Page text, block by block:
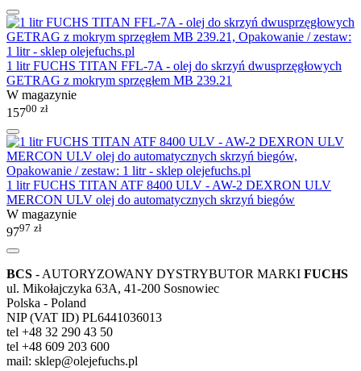
1 litr FUCHS TITAN FFL-7A - olej do skrzyń dwusprzęgłowych
GETRAG z mokrym sprzęgłem MB 239.21
W magazynie
15700 zł
1 litr FUCHS TITAN ATF 8400 ULV - AW-2 DEXRON ULV
MERCON ULV olej do automatycznych skrzyń biegów
W magazynie
9797 zł
BCS - AUTORYZOWANY DYSTRYBUTOR MARKI FUCHS
ul. Mikołajczyka 63A, 41-200 Sosnowiec
Polska - Poland
NIP (VAT ID) PL6441036013
tel +48 32 290 43 50
tel +48 609 203 600
mail: sklep@olejefuchs.pl